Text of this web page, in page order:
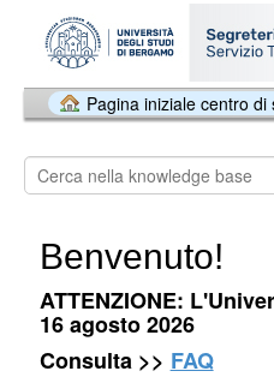
Pagina iniziale centro di
Benvenuto!
ATTENZIONE:
16 agosto 2026
Consulta >> FAQ